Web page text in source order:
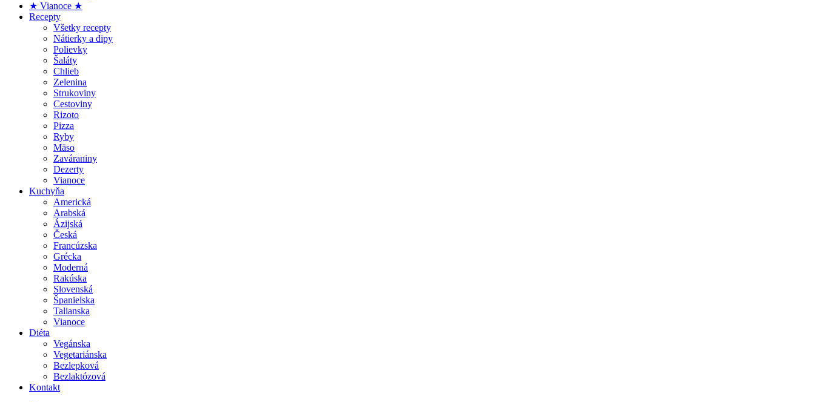
★ Vianoce ★
Recepty
Všetky recepty
Nátierky a dipy
Polievky
Šaláty
Chlieb
Zelenina
Strukoviny
Cestoviny
Rizoto
Pizza
Ryby
Mäso
Zaváraniny
Dezerty
Vianoce
Kuchyňa
Americká
Arabská
Ázijská
Česká
Francúzska
Grécka
Moderná
Rakúska
Slovenská
Španielska
Talianska
Vianoce
Diéta
Vegánska
Vegetariánska
Bezlepková
Bezlaktózová
Kontakt